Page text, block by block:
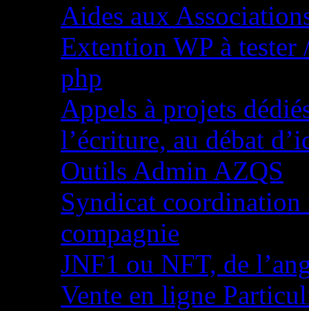
Aides aux
Extention WP à
php
Appels à projets
l’écriture, au débat
Outils Admin AZQS
Syndicat
compagnie
JNF1 ou NFT, de
Vente en ligne